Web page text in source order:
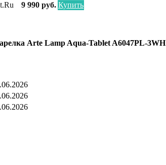
9 990 руб. Купить
Arte Lamp Aqua-Tablet A6047PL-3WH